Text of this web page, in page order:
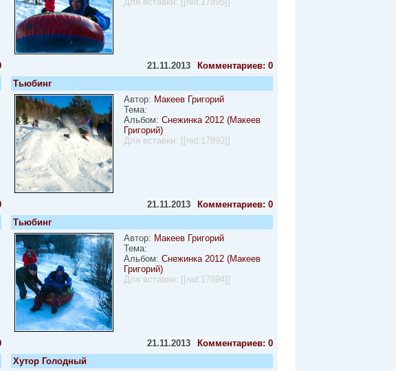
Комментариев: 0
21.11.2013
Тьюбинг
Автор: Макеев Григорий
Тема:
Альбом: Снежинка 2012 (Макеев
Григорий)
Для вставки: [[nid:17892]]
Комментариев: 0
21.11.2013
Тьюбинг
Автор: Макеев Григорий
Тема:
Альбом: Снежинка 2012 (Макеев
Григорий)
Для вставки: [[nid:17894]]
Комментариев: 0
21.11.2013
Хутор Голодный